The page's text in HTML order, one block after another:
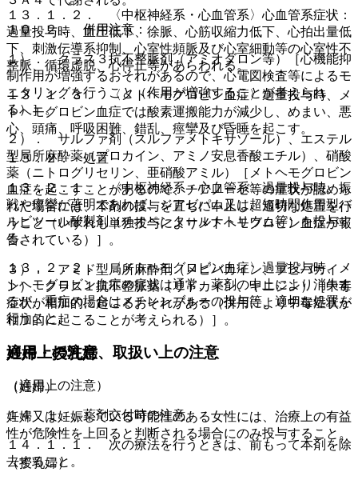
１３．１．２． 〈中枢神経系・心血管系〉心血管系症状：
過量投与時、血圧低下、徐脈、心筋収縮力低下、心拍出量低
下、刺激伝導系抑制、心室性頻脈及び心室細動等の心室性不
整脈、循環虚脱、心停止等があらわれる。
１３．１．３． 〈メトヘモグロビン血症〉過量投与時、メ
トヘモグロビン血症では酸素運搬能力が減少し、めまい、悪
心、頭痛、呼吸困難、錯乱、痙攣及び昏睡を起こす。
１３．２． 処置
１３．２．１． 〈中枢神経系・心血管系〉過量投与時、振
戦や痙攣が著明であれば、ジアゼパム又は超短時間作用型バ
ルビツール酸製剤（チオペンタールナトリウム等）を投与す
る。
１３．２．２． 〈メトヘモグロビン血症〉過量投与時、メ
トヘモグロビン血症の症状は通常、薬剤の中止により消失す
るが、重症の場合はメチレンブルーの投与等、適切な処置を
行うこと。
適用上の注意、取扱い上の注意
（適用上の注意）
１４．１． 薬剤交付時の注意
１４．１．１． 次の療法を行うときは、前もって本剤を除
去すること。
１０．２． 併用注意：
１）． クラス３抗不整脈剤（アミオダロン等）［心機能抑
制作用が増強するおそれがあるので、心電図検査等によるモ
ニタリングを行うこと（作用が増強することが考えられ
る）］。
２）． サルファ剤（スルファメトキサゾール）、エステル
型局所麻酔薬（プロカイン、アミノ安息香酸エチル）、硝酸
薬（ニトログリセリン、亜硝酸アミル）［メトヘモグロビン
血症を起こすことがあるので、チアノーゼ等の症状が認めら
れた場合には、本剤の投与を直ちに中止し、適切な処置を行
うこと（いずれも単独投与によりメトヘモグロビン血症が報
告されている）］。
３）． アミド型局所麻酔剤（メピバカイン、ブピバカイ
ン）、クラス１抗不整脈薬（リドカイン、キニジン）［中毒
症状が相加的に起こるおそれがある（併用により中毒症状が
相加的に起こることが考えられる）］。
妊婦・授乳婦
（妊婦）
妊婦又は妊娠している可能性のある女性には、治療上の有益
性が危険性を上回ると判断される場合にのみ投与すること。
（授乳婦）